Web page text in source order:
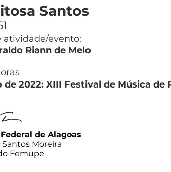
Santos
atividade/evento:
Riann de Melo
de 2022: XIII Festival de Música de
de Alagoas
Santos Moreira
Femupe